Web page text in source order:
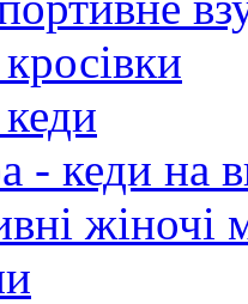
- кеди на
жіночі